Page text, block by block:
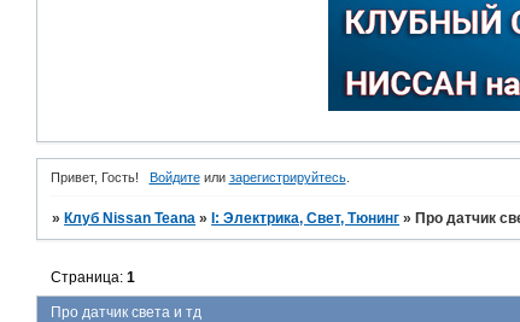
Привет, Гость! Войдитеили зарегистрируйтесь.
» Клуб Nissan Teana » I: Электрика, Свет, Тюнинг » Про датчик
Про датчик света и тд
Страница:1